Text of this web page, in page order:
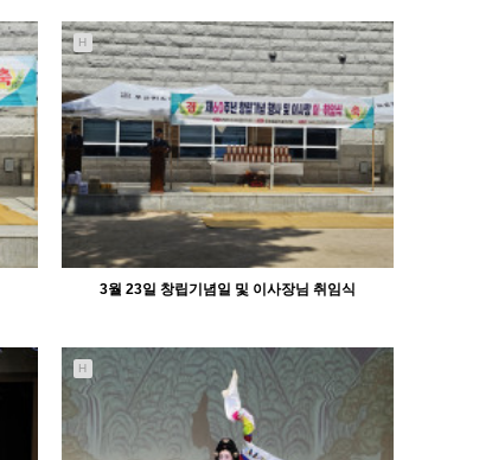
H
1271
03-28
관리자
3월 23일 창립기념일 및 이사장님 취임식
H